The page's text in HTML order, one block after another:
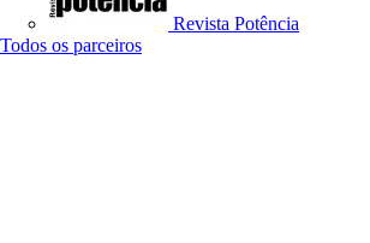
Revista Potência
Todos os parceiros